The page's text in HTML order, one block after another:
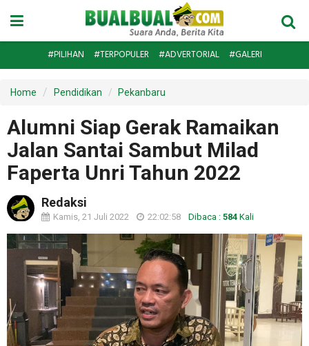
#PILIHAN #TERPOPULER #ADVERTORIAL #GALERI
Home Pendidikan Pekanbaru
Alumni Siap Gerak Ramaikan
Jalan Santai Sambut Milad
Faperta Unri Tahun 2022
Redaksi
Kamis, 21 Juli 2022 22:02:58 Dibaca : 584 Kali